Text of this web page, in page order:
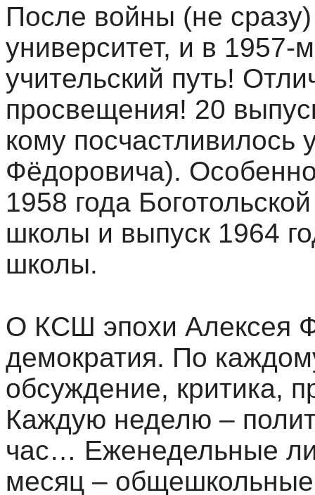
После войны (не
университет, и в
учительский путь!
просвещения! 20
кому посчастливилось
Фёдоровича).
1958 года
школы и выпуск 1964
школы.
О КСШ эпохи Алексея
демократия. По
обсуждение, критика,
Каждую неделю –
час… Еженедельные
месяц –